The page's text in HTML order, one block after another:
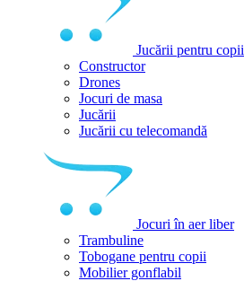
Jucării pentru copii
Constructor
Drones
Jocuri de masa
Jucării
Jucării cu telecomandă
Jocuri în aer liber
Trambuline
Tobogane pentru copii
Mobilier gonflabil